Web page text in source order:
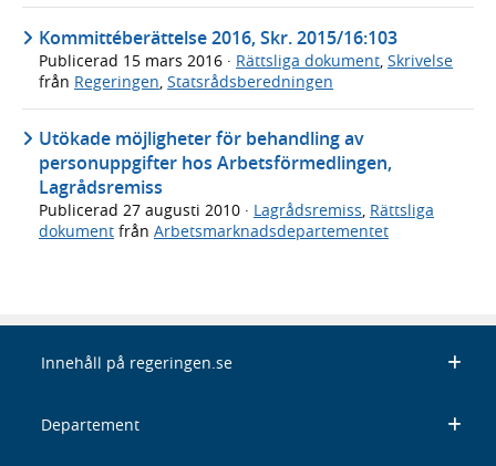
Kommittéberättelse 2016, Skr. 2015/16:103
Publicerad 15 mars 2016 · Rättsliga dokument Skrivelse
från Regeringen Statsrådsberedningen
Utökade möjligheter för behandling av
personuppgifter hos Arbetsförmedlingen,
Lagrådsremiss
Publicerad 27 augusti 2010 · Lagrådsremiss, Rättsliga
dokument från Arbetsmarknadsdepartementet
Innehåll på regeringen.se
Departement